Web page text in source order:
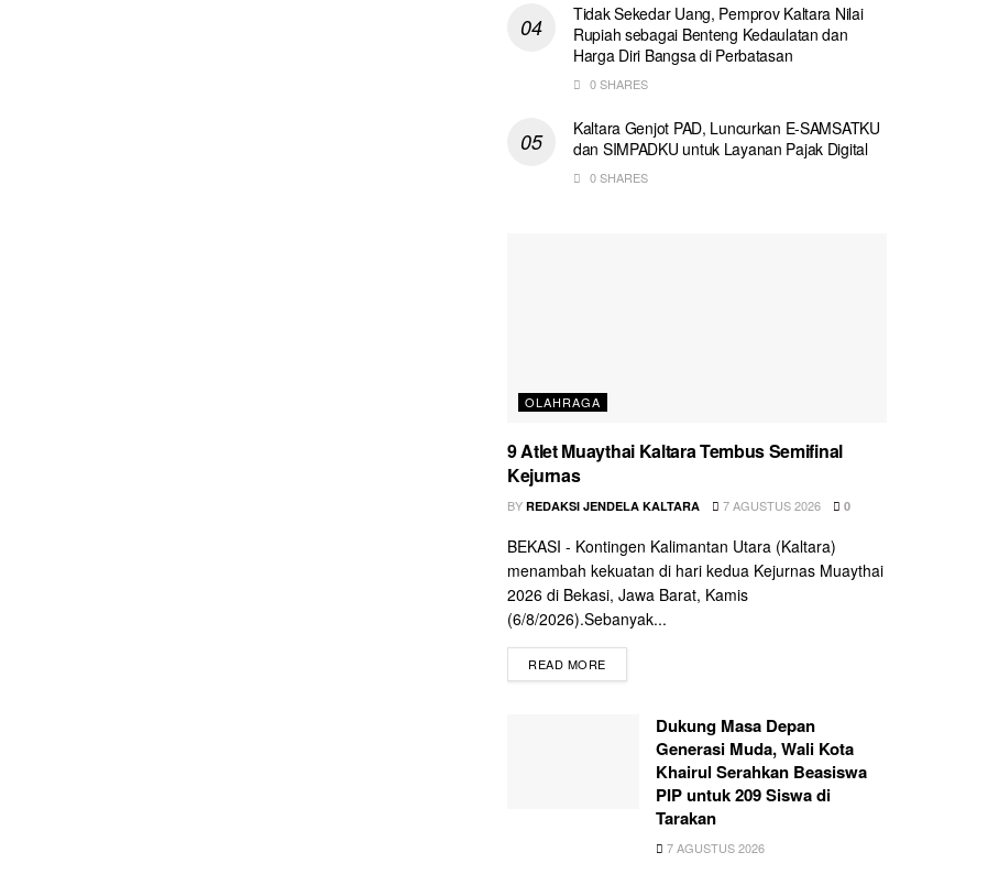
Tidak Sekedar Uang, Pemprov Kaltara Nilai
Rupiah sebagai Benteng Kedaulatan dan
Harga Diri Bangsa di Perbatasan
0 SHARES
Kaltara Genjot PAD, Luncurkan E-SAMSATKU
dan SIMPADKU untuk Layanan Pajak Digital
0 SHARES
OLAHRAGA
9 Atlet Muaythai Kaltara Tembus Semifinal
Kejurnas
BY REDAKSI JENDELA KALTARA 7 AGUSTUS 2026 0
BEKASI - Kontingen Kalimantan Utara (Kaltara)
menambah kekuatan di hari kedua Kejurnas Muaythai
2026 di Bekasi, Jawa Barat, Kamis
(6/8/2026).Sebanyak...
READ MORE
Dukung Masa Depan
Generasi Muda, Wali Kota
Khairul Serahkan Beasiswa
PIP untuk 209 Siswa di
Tarakan
7 AGUSTUS 2026